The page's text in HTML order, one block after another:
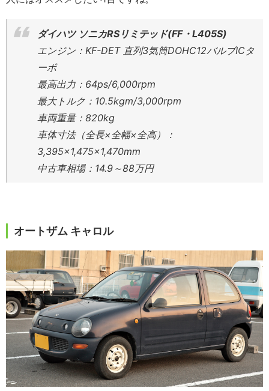
ダイハツ ソニカRSリミテッド(FF・L405S)
エンジン：KF-DET 直列3気筒DOHC12バルブICタ
ーボ
最高出力：64ps/6,000rpm
最大トルク：10.5kgm/3,000rpm
車両重量：820kg
車体寸法（全長×全幅×全高）：
3,395×1,475×1,470mm
中古車相場：14.9～88万円
オートザム キャロル